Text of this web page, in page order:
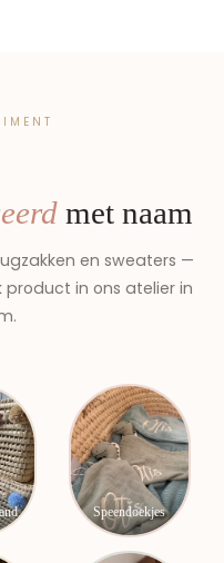
met naam
en sweaters —
in ons atelier in
Speendoekjes